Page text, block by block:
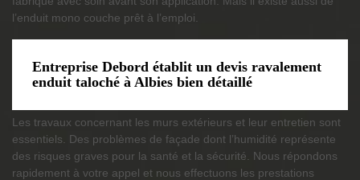
l’enduit mono couche prêt à l’emploi.
Entreprise Debord établit un devis ravalement
enduit taloché à Albies bien détaillé
Les travaux concernant les murs extérieurs et leur entretien sont
essentiels. Des problèmes de façade dont l’humidité représente
des risques graves pour la santé et la sécurité. Nous répondons
rapidement à votre appel et nous effectuons les prestations